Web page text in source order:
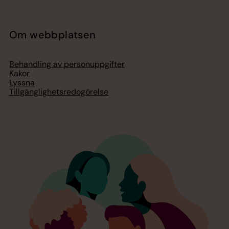
Om webbplatsen
Behandling av personuppgifter
Kakor
Lyssna
Tillgänglighetsredogörelse